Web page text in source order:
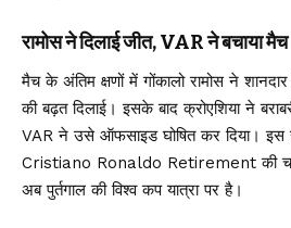
रामोस ने दिलाई जीत, VAR ने बचाया मैच
मैच के अंतिम क्षणों में गोंकालो रामोस ने
की बढ़त दिलाई। इसके बाद क्रोएशिया ने
VAR ने उसे ऑफसाइड घोषित कर दिया। इस
Cristiano Ronaldo Retirement की
अब पुर्तगाल की विश्व कप यात्रा पर है।